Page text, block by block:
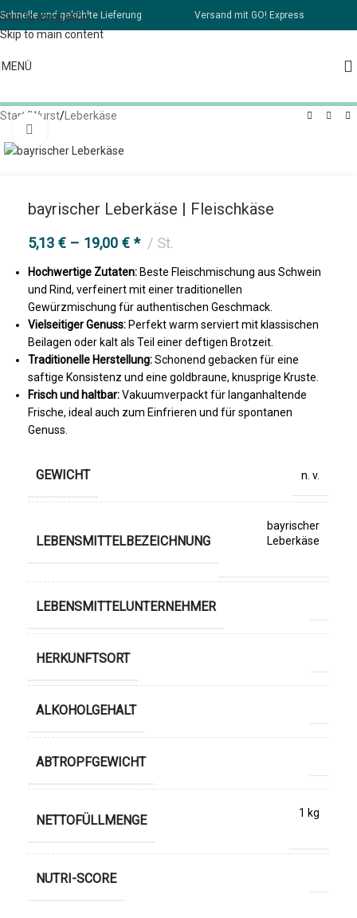
Skip to navigation
Skip to main content
Schnelle und gekühlte Lieferung Versand mit GO! Express
MENÜ
Start /Wurst/ Leberkäse
bayrischer Leberkäse | Fleischkäse
5,13 € – 19,00 € * St.
Hochwertige Zutaten: Beste Fleischmischung aus Schwein
und Rind, verfeinert mit einer traditionellen
Gewürzmischung für authentischen Geschmack.
Vielseitiger Genuss: Perfekt warm serviert mit klassischen
Beilagen oder kalt als Teil einer deftigen Brotzeit.
Traditionelle Herstellung:Schonend gebacken für eine
saftige Konsistenz und eine goldbraune, knusprige Kruste.
Frisch und haltbar:Vakuumverpackt für langanhaltende
Frische, ideal auch zum Einfrieren und für spontanen
Genuss.
GEWICHT n. v.
LEBENSMITTELBEZEICHNUNG
bayrischer
Leberkäse
LEBENSMITTELUNTERNEHMER
HERKUNFTSORT
ALKOHOLGEHALT
ABTROPFGEWICHT
NETTOFÜLLMENGE 1 kg
NUTRI-SCORE